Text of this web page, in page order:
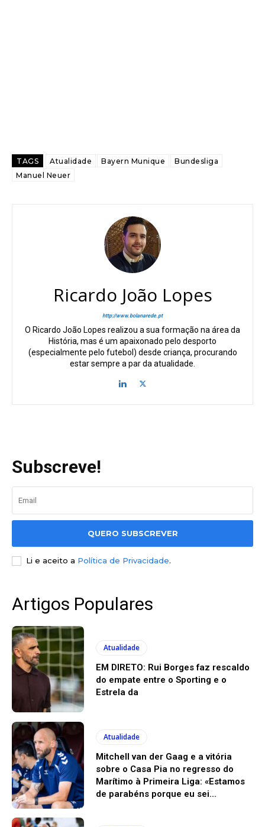
TAGS Atualidade Bayern Munique
Bundesliga
Manuel Neuer
Ricardo João Lopes
http://www.bolanarede.pt
O Ricardo João Lopes realizou a sua formação na área da
História, mas é um apaixonado pelo desporto
(especialmente pelo futebol) desde criança, procurando
estar sempre a par da atualidade.
Subscreve!
QUERO SUBSCREVER
Li e aceito a Política de Privacidade.
Artigos Populares
Atualidade
EM DIRETO: Rui Borges faz rescaldo
do empate entre o Sporting e o
Estrela da
Atualidade
Mitchell van der Gaag e a vitória
sobre o Casa Pia no regresso do
Marítimo à Primeira Liga: «Estamos
de parabéns porque eu sei...